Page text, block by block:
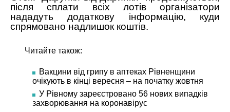
після сплати всіх лотів організатори
нададуть додаткову інформацію, куди
спрямовано надлишок коштів.
Читайте також:
Вакцини від грипу в аптеках Рівненщини
очікують в кінці вересня – на початку жовтня
У Рівному зареєстровано 56 нових випадків
захворювання на коронавірус